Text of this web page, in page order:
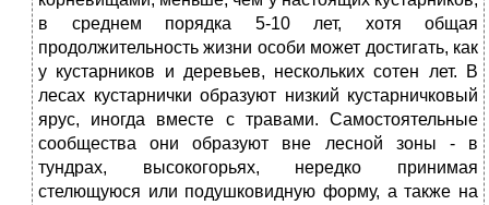
в среднем порядка 5-10 лет, хотя общая
продолжительность жизни особи может достигать, как
у кустарников и деревьев, нескольких сотен лет. В
лесах кустарнички образуют низкий кустарничковый
ярус, иногда вместе с травами. Самостоятельные
сообщества они образуют вне лесной зоны - в
тундрах, высокогорьях, нередко принимая
стелющуюся или подушковидную форму, а также на